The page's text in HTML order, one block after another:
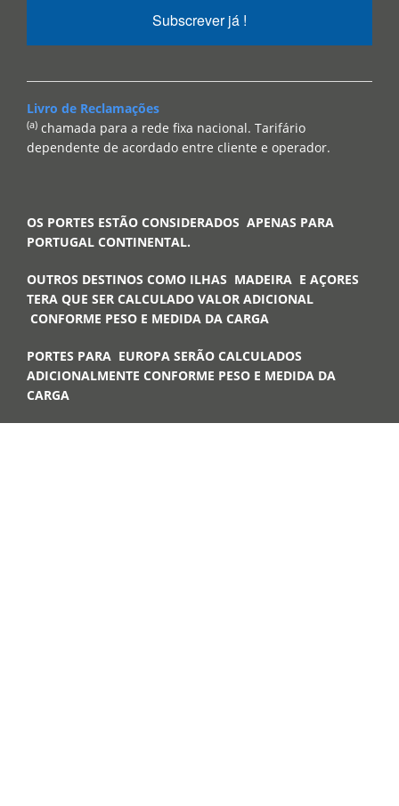
Subscrever já !
Livro de Reclamações
(a) chamada para a rede fixa nacional. Tarifário
dependente de acordado entre cliente e operador.
OS PORTES ESTÃO CONSIDERADOS APENAS PARA
PORTUGAL CONTINENTAL.
OUTROS DESTINOS COMO ILHAS MADEIRA E AÇORES
TERA QUE SER CALCULADO VALOR ADICIONAL
CONFORME PESO E MEDIDA DA CARGA
PORTES PARA EUROPA SERÃO CALCULADOS
ADICIONALMENTE CONFORME PESO E MEDIDA DA
CARGA